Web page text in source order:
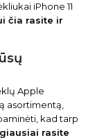
iPhone 11
čia rasite ir
Apple
asortimentą,
kad tarp
rasite